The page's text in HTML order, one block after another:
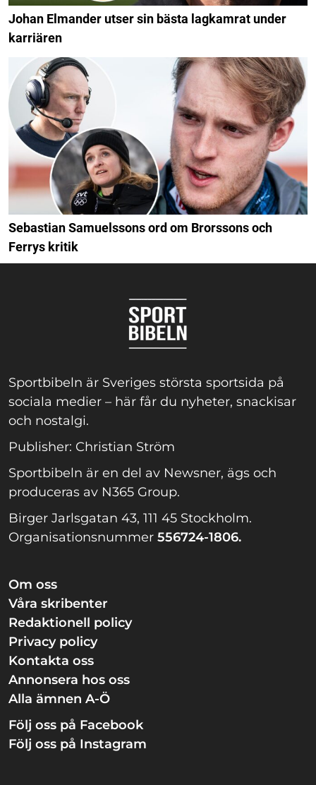
Johan Elmander utser sin bästa lagkamrat under
karriären
Sebastian Samuelssons ord om Brorssons och
Ferrys kritik
Sportbibeln är Sveriges största sportsida på
sociala medier – här får du nyheter, snackisar
och nostalgi.
Publisher: Christian Ström
Sportbibeln är en del av Newsner, ägs och
produceras av N365 Group.
Birger Jarlsgatan 43, 111 45 Stockholm.
Organisationsnummer 556724-1806.
Om oss
Våra skribenter
Redaktionell policy
Privacy policy
Kontakta oss
Annonsera hos oss
Alla ämnen A-Ö
Följ oss på Facebook
Följ oss på Instagram